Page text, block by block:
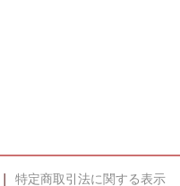
特定商取引法に関する表示